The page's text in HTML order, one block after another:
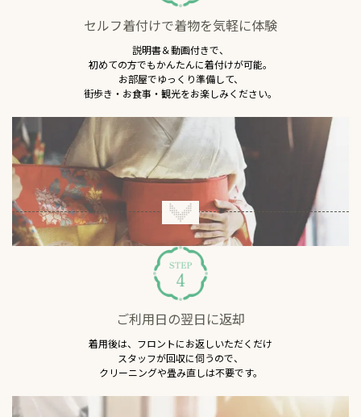
セルフ着付けで着物を気軽に体験
説明書＆動画付きで、
初めての方でもかんたんに着付けが可能。
お部屋でゆっくり準備して、
街歩き・お食事・観光をお楽しみください。
ご利用日の翌日に返却
着用後は、フロントにお返しいただくだけ
スタッフが回収に伺うので、
クリーニングや畳み直しは不要です。